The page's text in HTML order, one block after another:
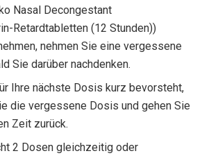
Nasal Decongestant
Retardtabletten (12 Stunden))
nehmen Sie eine vergessene
Sie darüber nachdenken.
Ihre nächste Dosis kurz bevorsteht,
die vergessene Dosis und gehen Sie
Zeit zurück.
2 Dosen gleichzeitig oder